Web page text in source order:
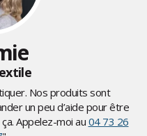
Nos produits sont
un peu d’aide pour être
Appelez-moi au 04 73 26